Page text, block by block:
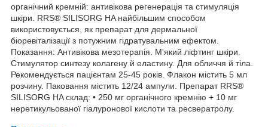
органічний кремній: антивікова регенерація та стимуляція
шкіри. RRS® SILISORG HA найбільшим способом
використовується, як препарат для дермальної
біоревіталізації з потужним гідратувальним ефектом.
Показання: Антивікова мезотерапія. М'який ліфтинг шкіри.
Стимулятор синтезу колагену й еластину. Для обличчя й тіла.
Рекомендується пацієнтам 25-45 років. Флакон містить 5 мл
розчину. Паковання містить 12/24 ампули. Препарат RRS®
SILISORG HA склад: • 250 мг органічного кремнію + 10 мг
неретикульованої гіалуронової кислоти та ресвератролу.